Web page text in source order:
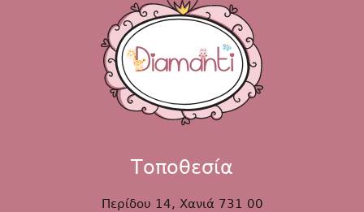
Τοποθεσία
Περίδου 14, Χανιά 731 00